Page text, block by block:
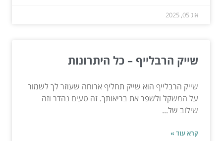
אוג 05, 2025
שייק הרבלייף – כל היתרונות
שייק הרבלייף הוא שייק תחליף ארוחה שעוזר לך לשמור
על המשקל ולשפר את בריאותך. זה טעים נהדר וזה
שילוב של...
קרא עוד »